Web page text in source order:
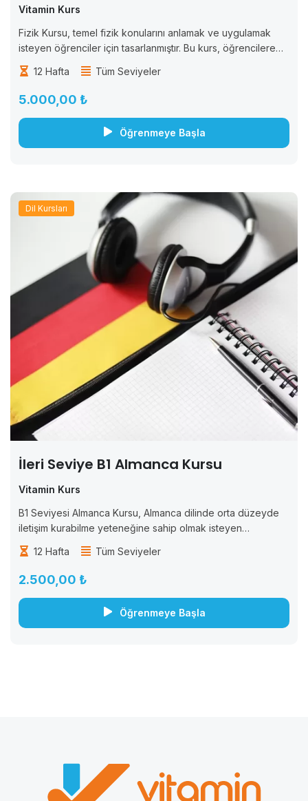
Vitamin Kurs
Fizik Kursu, temel fizik konularını anlamak ve uygulamak
isteyen öğrenciler için tasarlanmıştır. Bu kurs, öğrencilere
fizik bilimine giriş yaparak, temel fizik prensiplerini ve
kavramlarını anlamalarını sağlar. Kurs boyunca, öğrencilere
fiziksel...
12 Hafta Tüm Seviyeler
5.000,00 ₺
Öğrenmeye Başla
Dil Kursları
İleri Seviye B1 Almanca Kursu
Vitamin Kurs
B1 Seviyesi Almanca Kursu, Almanca dilinde orta düzeyde
iletişim kurabilme yeteneğine sahip olmak isteyen
öğrenciler için tasarlanmıştır. Bu kurs, öğrencilere Almanca
dilinde okuma, yazma, konuşma ve dinleme becerilerini
geliştirmek için...
12 Hafta Tüm Seviyeler
2.500,00 ₺
Öğrenmeye Başla